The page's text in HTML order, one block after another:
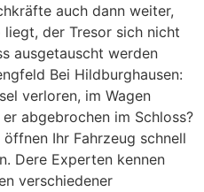
auch dann weiter,
der Tresor sich nicht
ausgetauscht werden
Bei Hildburghausen:
verloren, im Wagen
abgebrochen im Schloss?
Ihr Fahrzeug schnell
Dere Experten kennen
verschiedener